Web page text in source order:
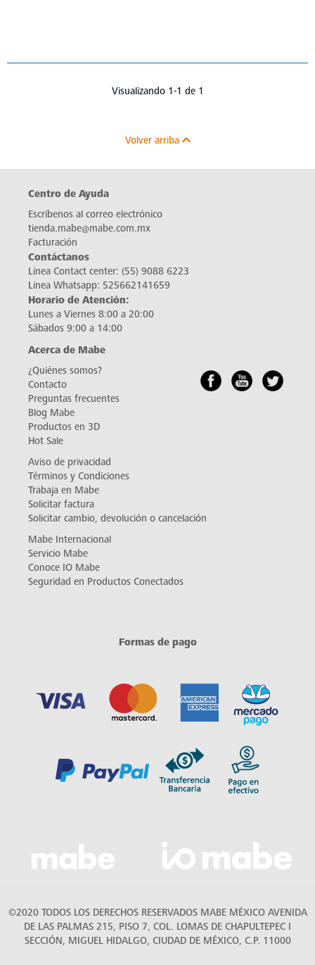
Visualizando 1-1 de 1
Volver arriba
Centro de Ayuda
Escríbenos al correo electrónico
tienda.mabe@mabe.com.mx
Facturación
Contáctanos
Línea Contact center: (55) 9088 6223
Línea Whatsapp: 525662141659
Horario de Atención:
Lunes a Viernes 8:00 a 20:00
Sábados 9:00 a 14:00
Acerca de Mabe
¿Quiénes somos?
Contacto
Preguntas frecuentes
Blog Mabe
Productos en 3D
Hot Sale
Aviso de privacidad
Términos y Condiciones
Trabaja en Mabe
Solicitar factura
Solicitar cambio, devolución o cancelación
Mabe Internacional
Servicio Mabe
Conoce IO Mabe
Seguridad en Productos Conectados
Formas de pago
©2020 TODOS LOS DERECHOS RESERVADOS MABE MÉXICO AVENIDA
DE LAS PALMAS 215, PISO 7, COL. LOMAS DE CHAPULTEPEC I
SECCIÓN, MIGUEL HIDALGO, CIUDAD DE MÉXICO, C.P. 11000